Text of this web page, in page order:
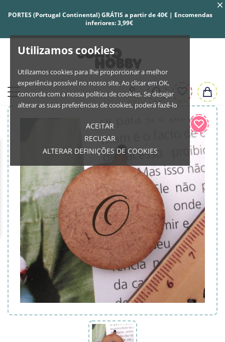
Utilizamos cookies
Utilizamos cookies para lhe proporcionar a melhor
experiência possível no nosso site. Ao clicar em OK,
concorda com a nossa política de cookies. Se desejar
alterar as suas preferências de cookies, poderá fazê-lo
ACEITAR
RECUSAR
ALTERAR DEFINIÇÕES DE COOKIES
PORTES (Portugal Continental) GRÁTIS a partir de 40€ | Encomendas
inferiores: 3,99€